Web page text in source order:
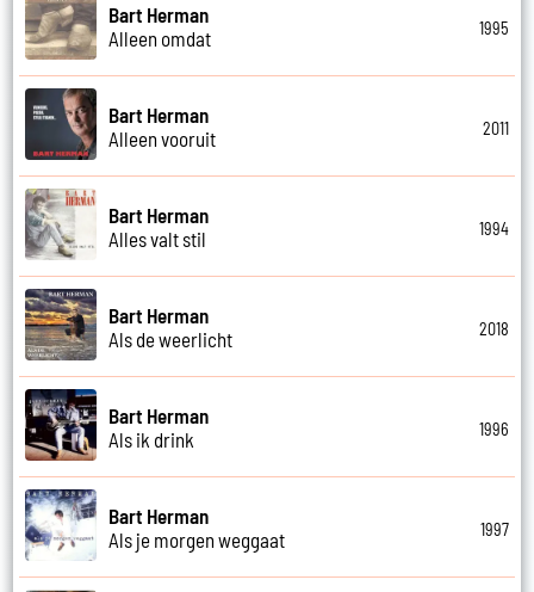
Bart Herman
Alleen omdat
1995
Bart Herman
Alleen vooruit
2011
Bart Herman
Alles valt stil
1994
Bart Herman
Als de weerlicht
2018
Bart Herman
Als ik drink
1996
Bart Herman
Als je morgen weggaat
1997